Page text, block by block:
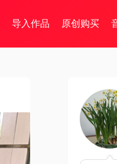
导入作品 原创购买